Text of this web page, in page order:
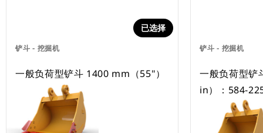
铲斗 - 挖掘机
已选择
一般负荷型铲斗 1400 mm（55"）
铲斗 - 挖掘机
一般负荷型
in）：584-